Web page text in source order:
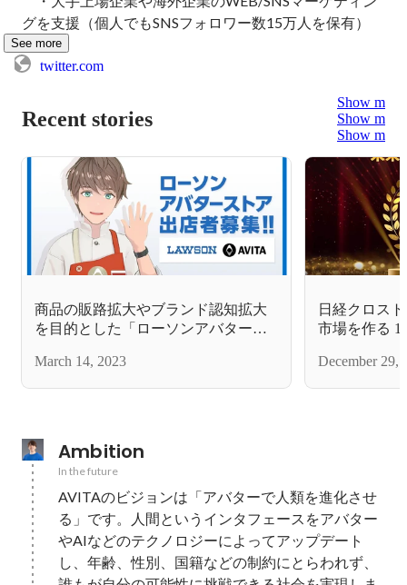
グを支援（個人でもSNSフォロワー数15万人を保有）
See more
twitter.com
Recent stories
Show more
Show more
Show more
商品の販路拡大やブランド認知拡大
を目的とした「ローソンアバタース
March 14, 2023
日経クロス
市場を作る
December 29,
Ambition
In the future
AVITAのビジョンは「アバターで人類を進化させ
る」です。人間というインタフェースをアバター
やAIなどのテクノロジーによってアップデート
し、年齢、性別、国籍などの制約にとらわれず、